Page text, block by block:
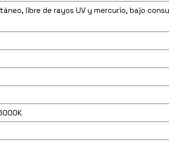
libre de rayos UV y mercurio, bajo